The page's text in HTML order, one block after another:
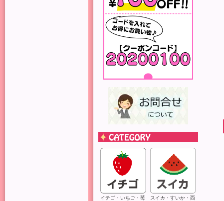
イチゴ・いちご・苺
スイカ・すいか・西